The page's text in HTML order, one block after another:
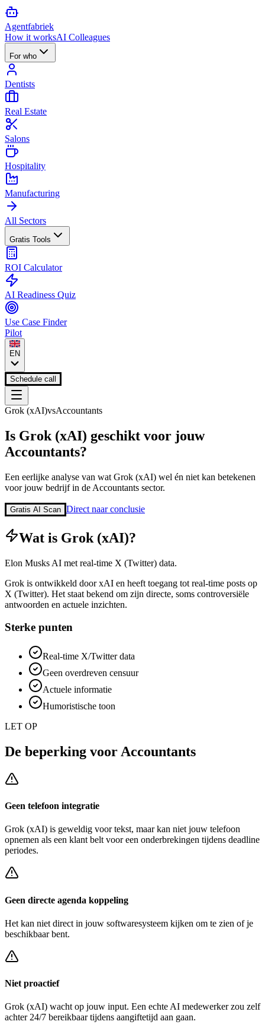
Agentfabriek
How it worksAI Colleagues
For who
Dentists
Real Estate
Salons
Hospitality
Manufacturing
All Sectors
Gratis Tools
ROI Calculator
AI Readiness Quiz
Use Case Finder
Pilot
EN
Schedule call
Grok (xAI)vsAccountants
Is Grok (xAI) geschikt voor jouw
Accountants?
Een eerlijke analyse van wat Grok (xAI) wel én niet kan betekenen
voor jouw bedrijf in de Accountants sector.
Gratis AI Scan Direct naar conclusie
Wat is Grok (xAI)?
Elon Musks AI met real-time X (Twitter) data.
Grok is ontwikkeld door xAI en heeft toegang tot real-time posts op
X (Twitter). Het staat bekend om zijn directe, soms controversiële
antwoorden en actuele inzichten.
Sterke punten
Real-time X/Twitter data
Geen overdreven censuur
Actuele informatie
Humoristische toon
LET OP
De beperking voor Accountants
Geen telefoon integratie
Grok (xAI) is geweldig voor tekst, maar kan niet jouw telefoon
opnemen als een klant belt voor een onderbrekingen tijdens deadline
periodes.
Geen directe agenda koppeling
Het kan niet direct in jouw softwaresysteem kijken om te zien of je
beschikbaar bent.
Niet proactief
Grok (xAI) wacht op jouw input. Een echte AI medewerker zou zelf
achter24/7 bereikbaar tijdens aangiftetijd aan gaan.